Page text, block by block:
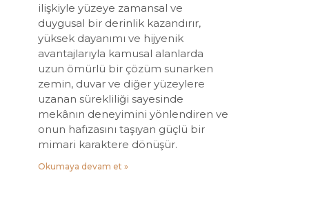
ilişkiyle yüzeye zamansal ve
duygusal bir derinlik kazandırır,
yüksek dayanımı ve hijyenik
avantajlarıyla kamusal alanlarda
uzun ömürlü bir çözüm sunarken
zemin, duvar ve diğer yüzeylere
uzanan sürekliliği sayesinde
mekânın deneyimini yönlendiren ve
onun hafızasını taşıyan güçlü bir
mimari karaktere dönüşür.
Okumaya devam et »